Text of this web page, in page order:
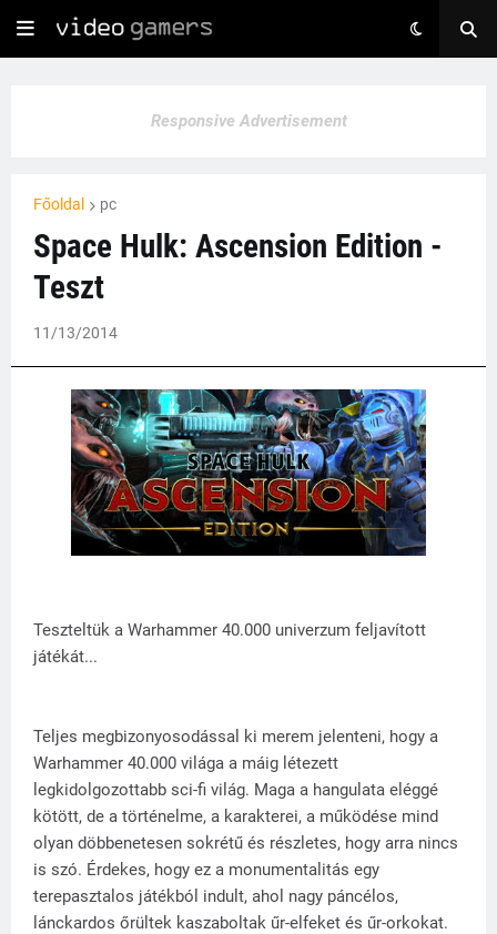
Responsive Advertisement
Főoldal pc
Space Hulk: Ascension Edition -
Teszt
11/13/2014
Teszteltük a Warhammer 40.000 univerzum feljavított
játékát...
Teljes megbizonyosodással ki merem jelenteni, hogy a
Warhammer 40.000 világa a máig létezett
legkidolgozottabb sci-fi világ. Maga a hangulata eléggé
kötött, de a történelme, a karakterei, a működése mind
olyan döbbenetesen sokrétű és részletes, hogy arra nincs
is szó. Érdekes, hogy ez a monumentalitás egy
terepasztalos játékból indult, ahol nagy páncélos,
lánckardos őrültek kaszaboltak űr-elfeket és űr-orkokat.